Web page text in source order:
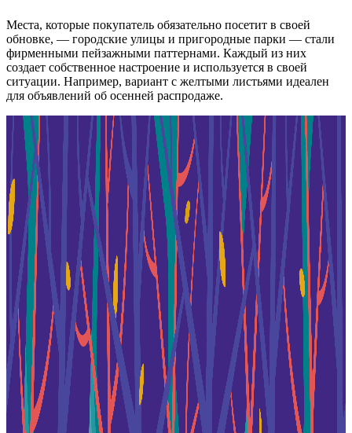
Места, которые покупатель обязательно посетит в своей
обновке, — городские улицы и пригородные парки — стали
фирменными пейзажными паттернами. Каждый из них
создает собственное настроение и используется в своей
ситуации. Например, вариант с желтыми листьями идеален
для объявлений об осенней распродаже.